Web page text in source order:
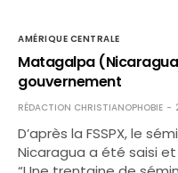
AMÉRIQUE CENTRALE
Matagalpa
gouvernement
RÉDACTION CHRISTIANOPHOBIE
D’après la FSSPX, le
Nicaragua a été saisi